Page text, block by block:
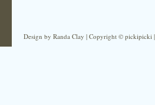
Design by Randa Clay | Copyright © pickipicki |